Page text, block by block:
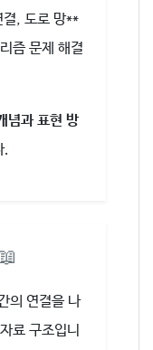
결, 도로 망**
즘 문제 해결
념과 표현 방
.
의 연결을 나
료 구조입니